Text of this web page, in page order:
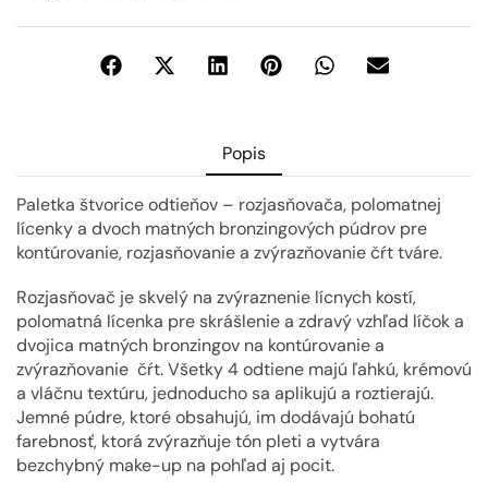
Popis
Paletka štvorice odtieňov – rozjasňovača, polomatnej
lícenky a dvoch matných bronzingových púdrov pre
kontúrovanie, rozjasňovanie a zvýrazňovanie čŕt tváre.
Rozjasňovač je skvelý na zvýraznenie lícnych kostí,
polomatná lícenka pre skrášlenie a zdravý vzhľad líčok a
dvojica matných bronzingov na kontúrovanie a
zvýrazňovanie čŕt. Všetky 4 odtiene majú ľahkú, krémovú
a vláčnu textúru, jednoducho sa aplikujú a roztierajú.
Jemné púdre, ktoré obsahujú, im dodávajú bohatú
farebnosť, ktorá zvýrazňuje tón pleti a vytvára
bezchybný make-up na pohľad aj pocit.